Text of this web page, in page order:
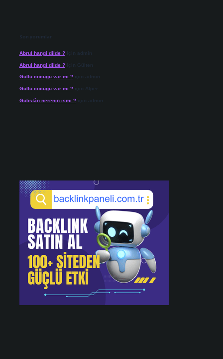
Son yorumlar
Abrul hangi dilde ?için admin
Abrul hangi dilde ?için Gülten
Güllü cocugu var mi ?için admin
Güllü cocugu var mi ?için Alper
Gülistân nerenin ismi ?için admin